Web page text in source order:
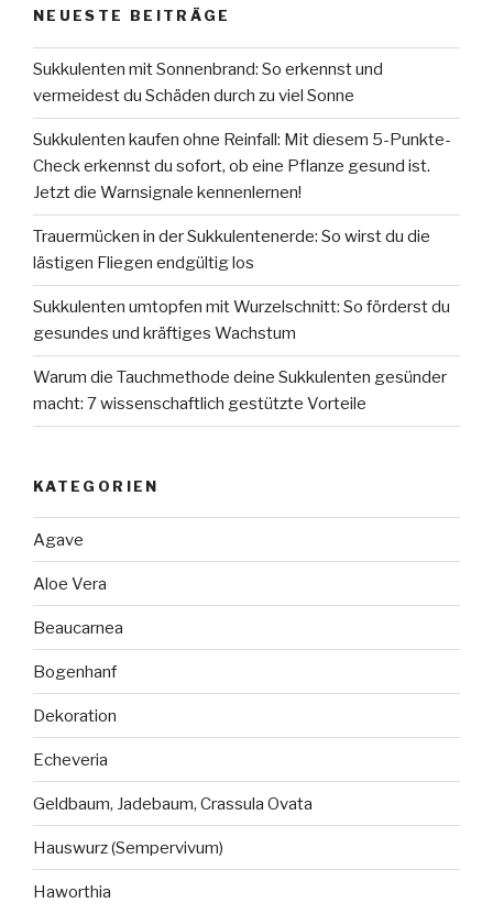
NEUESTE BEITRÄGE
Sukkulenten mit Sonnenbrand: So erkennst und
vermeidest du Schäden durch zu viel Sonne
Sukkulenten kaufen ohne Reinfall: Mit diesem 5-Punkte-
Check erkennst du sofort, ob eine Pflanze gesund ist.
Jetzt die Warnsignale kennenlernen!
Trauermücken in der Sukkulentenerde: So wirst du die
lästigen Fliegen endgültig los
Sukkulenten umtopfen mit Wurzelschnitt: So förderst du
gesundes und kräftiges Wachstum
Warum die Tauchmethode deine Sukkulenten gesünder
macht: 7 wissenschaftlich gestützte Vorteile
KATEGORIEN
Agave
Aloe Vera
Beaucarnea
Bogenhanf
Dekoration
Echeveria
Geldbaum, Jadebaum, Crassula Ovata
Hauswurz (Sempervivum)
Haworthia